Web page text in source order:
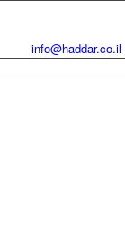
info@haddar.co.il